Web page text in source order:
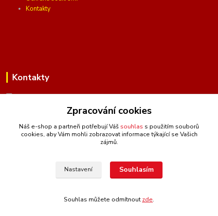
Kontakty
Kontakty
(Po-Pá, 10 - 16 hod.)
info@ceskafotopozadi.cz
Zpracování cookies
Náš e-shop a partneři potřebují Váš souhlas s použitím souborů
cookies, aby Vám mohli zobrazovat informace týkající se Vašich
zájmů.
Nastavení Souhlasím
Souhlas můžete odmítnout zde.